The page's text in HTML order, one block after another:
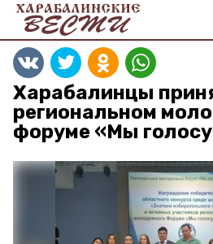
Харабалинцы
региональном
форуме «Мы